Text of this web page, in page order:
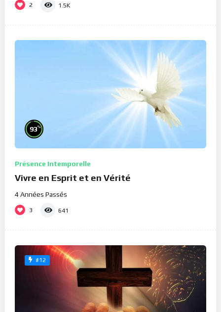
2 1.5K
93%
Présence Intemporelle
Vivre en Esprit et en Vérité
4 Années Passés
3 641
#12